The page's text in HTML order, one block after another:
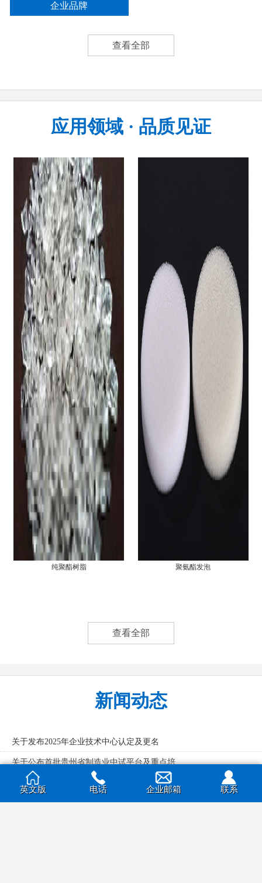
企业品牌
查看全部
应用领域 · 品质见证
纯聚酯树脂 聚氨酯发泡
查看全部
新闻动态
关于发布2025年企业技术中心认定及更名
关于公布首批贵州省制造业中试平台及重点培
贵州名泰化工科技有限公司2024年度社会
贵州名泰化工带你了解化工材料
英文版 电话 企业邮箱 联系